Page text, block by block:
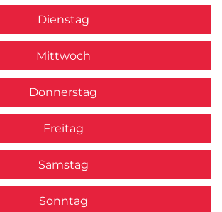
Dienstag
Mittwoch
Donnerstag
Freitag
Samstag
Sonntag